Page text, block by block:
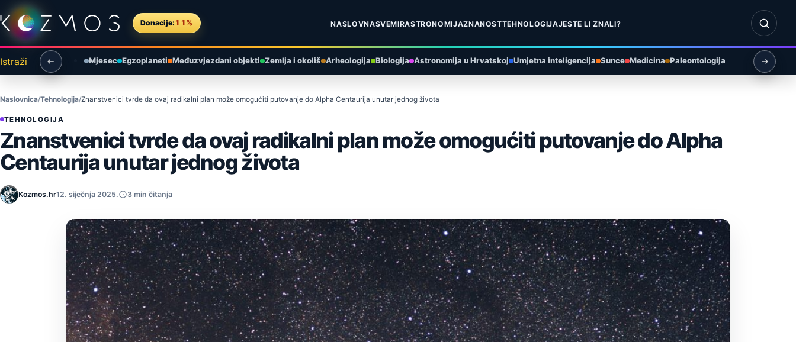
Preskoči na sadržaj
Donacije: 11% NASLOVNASVEMIRASTRONOMIJAZNANOSTTEHNOLOGIJAJESTE LI ZNALI?
Otvori
Istraži Mjesec Egzoplaneti Međuzvjezdani objekti Zemlja i okoliš Arheologija Biologija Astronomija u Hrvatskoj Umjetna inteligencija Sunce Medicina Paleontologija
Naslovnica Tehnologija Znanstvenici tvrde da ovaj radikalni plan može omogućiti putovanje do Alpha Centaurija unutar jednog života
TEHNOLOGIJA
Znanstvenici tvrde da ovaj radikalni plan može omogućiti putovanje do Alpha
Centaurija unutar jednog života
Kozmos.hr12. siječnja 2025. 3 min čitanja